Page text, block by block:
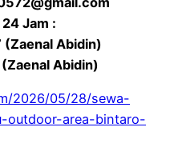
Jam :
Abidin)
Abidin)
2026/05/28/sewa-
outdoor-area-bintaro-